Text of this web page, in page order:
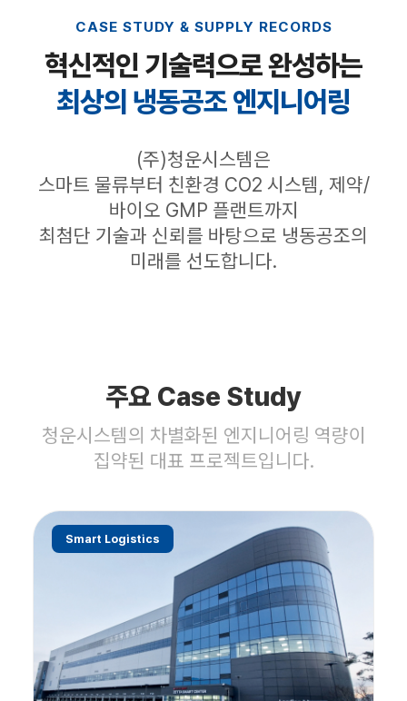
CASE STUDY & SUPPLY RECORDS
혁신적인 기술력으로 완성하는
최상의 냉동공조 엔지니어링
(주)청운시스템은
스마트 물류부터 친환경 CO2 시스템, 제약/
바이오 GMP 플랜트까지
최첨단 기술과 신뢰를 바탕으로 냉동공조의
미래를 선도합니다.
주요 Case Study
청운시스템의 차별화된 엔지니어링 역량이
집약된 대표 프로젝트입니다.
Smart Logistics